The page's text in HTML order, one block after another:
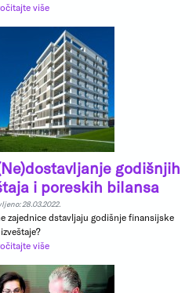
više
godišnjih
i poreskih bilansa
28.03.2022.
zajednice dstavljaju godišnje finansijske
izveštaje?
više